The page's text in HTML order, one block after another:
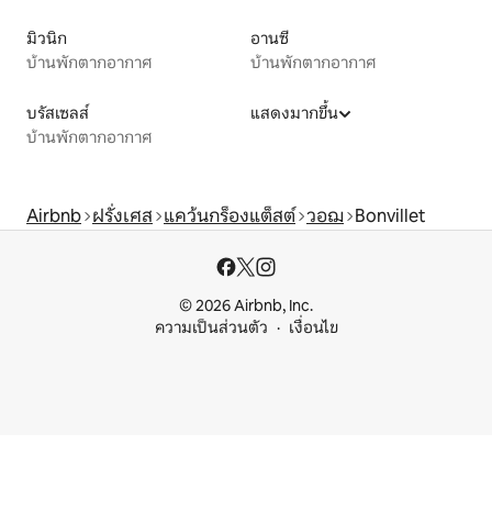
มิวนิก
บ้านพักตากอากาศ
อานซี
บ้านพักตากอากาศ
บรัสเซลส์
บ้านพักตากอากาศ
แสดงมากขึ้น
Airbnb ฝรั่งเศส แคว้นกร็องแต็สต์ วอฌ Bonvillet
© 2026 Airbnb, Inc.
ความเป็นส่วนตัว
เงื่อนไข